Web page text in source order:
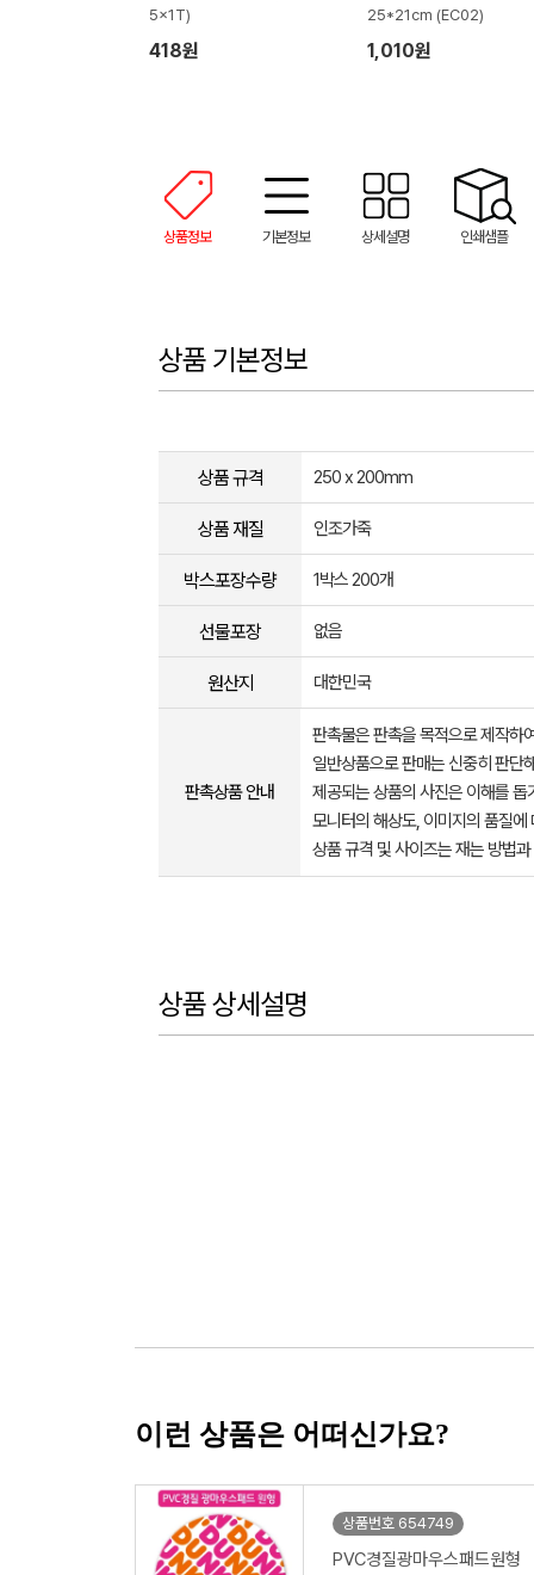
5x1T)
418원
25*21cm (EC02)
1,010원
상품정보 기본정보 상세설명 인쇄샘플
상품 기본정보
상품 규격 250 x 200mm
상품 재질 인조가죽
박스포장수량 1박스 200개
선물포장 없음
원산지 대한민국
판촉상품 안내
판촉물은 판촉을 목적으로 제작하
일반상품으로 판매는 신중히 판단
제공되는 상품의 사진은 이해를
모니터의 해상도, 이미지의 품질
상품 규격 및 사이즈는 재는 방법
상품 상세설명
이런 상품은 어떠신가요?
상품번호 654749
PVC경질광마우스패드원형